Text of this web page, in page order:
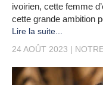
ivoirien, cette femme
cette grande ambition
Lire la suite...
24 AOÛT 2023